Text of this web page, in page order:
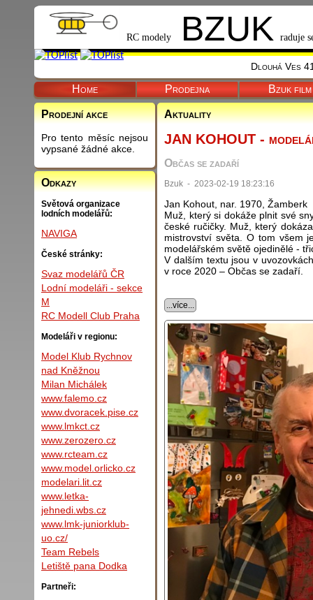
RC modelyBZUK raduje
Dlouhá Ves
Home Prodejna Bzuk film
Prodejní akce
Pro tento měsíc nejsou
vypsané žádné akce.
Odkazy
Světová organizace
lodních modelářů:
NAVIGA
České stránky:
Svaz modelářů ČR
Lodní modeláři - sekce
M
RC Modell Club Praha
Modeláři v regionu:
Model Klub Rychnov
nad Kněžnou
Milan Michálek
www.falemo.cz
www.dvoracek.pise.cz
www.lmkct.cz
www.zerozero.cz
www.rcteam.cz
www.model.orlicko.cz
modelari.lit.cz
www.letka-
jehnedi.wbs.cz
www.lmk-juniorklub-
uo.cz/
Team Rebels
Letiště pana Dodka
Partneři:
Aktuality
JAN KOHOUT -
Občas se zadaří
Bzuk - 2023-02-19 18:23:16
Jan Kohout, nar. 1970, Žamberk
Muž, který si dokáže plnit své
české ručičky. Muž, který
mistrovství světa. O tom všem
modelářském světě ojedinělé -
V dalším textu jsou v
v roce 2020 – Občas se zadaří.
...více...